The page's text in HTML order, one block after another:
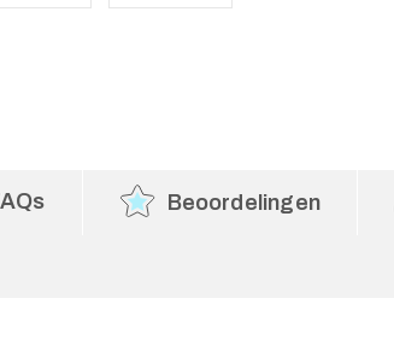
Beoordelingen